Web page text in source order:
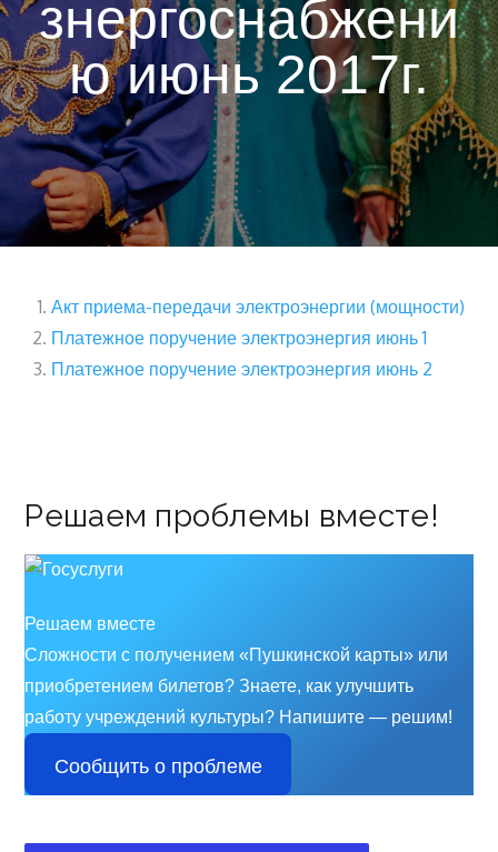
знергоснабжени
ю июнь 2017г.
Акт приема-передачи электроэнергии (мощности)
Платежное поручение электроэнергия июнь 1
Платежное поручение электроэнергия июнь 2
Решаем проблемы вместе!
Решаем вместе
Сложности с получением «Пушкинской карты» или
приобретением билетов? Знаете, как улучшить
работу учреждений культуры? Напишите — решим!
Сообщить о проблеме